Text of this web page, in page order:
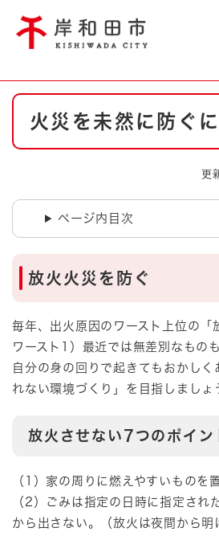
やさしい日本語
背景色変更 白 黒 青
防災・緊急情報
ハザードマップ
本
火災を未然に防ぐ
更
ページ内目次
放火火災を防ぐ
毎年、出火原因のワースト上位の
ワースト1）最近では無差別なもの
自分の身の回りで起きてもおかしく
れない環境づくり」を目指しましょ
放火させない7つのポイン
（1）家の周りに燃えやすいものを
（2）ごみは指定の日時に指定され
から出さない。（放火は夜間から明